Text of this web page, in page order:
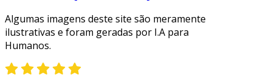
Algumas imagens deste site são meramente
ilustrativas e foram geradas por I.A para
Humanos.